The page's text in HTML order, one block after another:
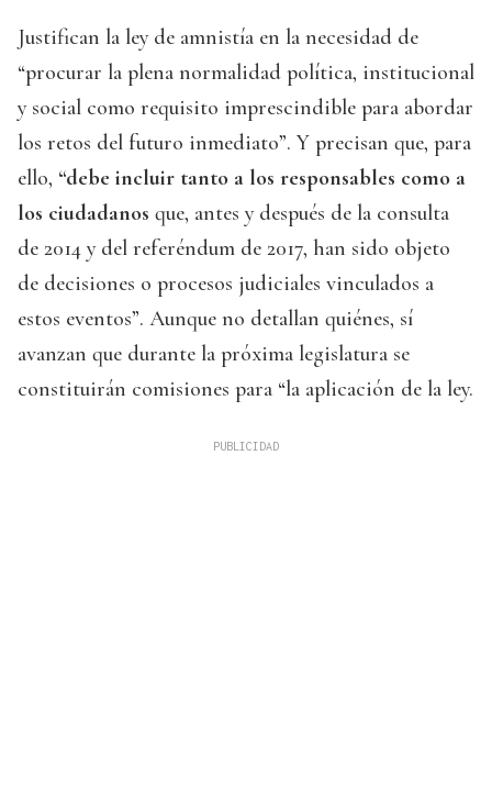
Justifican la ley de amnistía en la necesidad de
“procurar la plena normalidad política, institucional
y social como requisito imprescindible para abordar
los retos del futuro inmediato”. Y precisan que, para
ello, “debe incluir tanto a los responsables como a
los ciudadanos que, antes y después de la consulta
de 2014 y del referéndum de 2017, han sido objeto
de decisiones o procesos judiciales vinculados a
estos eventos”. Aunque no detallan quiénes, sí
avanzan que durante la próxima legislatura se
constituirán comisiones para “la aplicación de la ley.